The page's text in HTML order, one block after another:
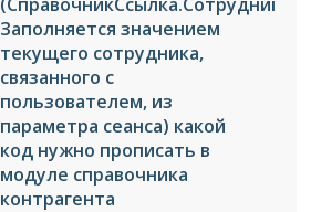
Заполняется значением
текущего сотрудника,
связанного с
пользователем, из
параметра сеанса) какой
код нужно прописать в
модуле справочника
контрагента